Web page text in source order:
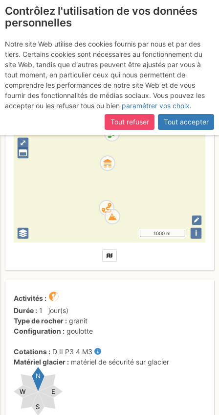
certaines pages ne sont plus accessibles, manquantes ou
incomplètes, déconnectez-vous puis reconnectez-vous à votre
compte sur le site.
Triangle du Tacul :
Goulotte Chéré
France Haute-Savoie Mont-Blanc
⤢
1000 m i
Activités
Durée
1
jour(s)
Type de rocher
granit
Configuration
goulotte
Cotations D II P3 4 M3
Matériel glacier
matériel de sécurité sur glacier
E
W
S
N
Contrôlez l'utilisation de vos données
personnelles
Notre site Web utilise des cookies fournis par nous et par des
tiers. Certains cookies sont nécessaires au fonctionnement du
site Web, tandis que d'autres peuvent être ajustés par vous à
tout moment, en particulier ceux qui nous permettent de
comprendre les performances de notre site Web et de vous
fournir des fonctionnalités de médias sociaux. Vous pouvez les
accepter ou les refuser tous ou bien paramétrer vos choix.
Tout refuser
Tout accepter